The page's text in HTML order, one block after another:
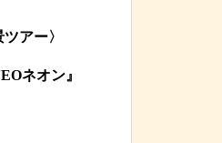
ツアー〉
ネオン』